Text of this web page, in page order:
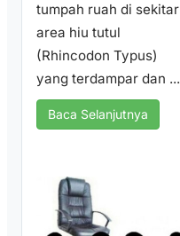
tumpah ruah di sekitar
area hiu tutul
(Rhincodon Typus)
yang terdampar dan ...
Baca Selanjutnya